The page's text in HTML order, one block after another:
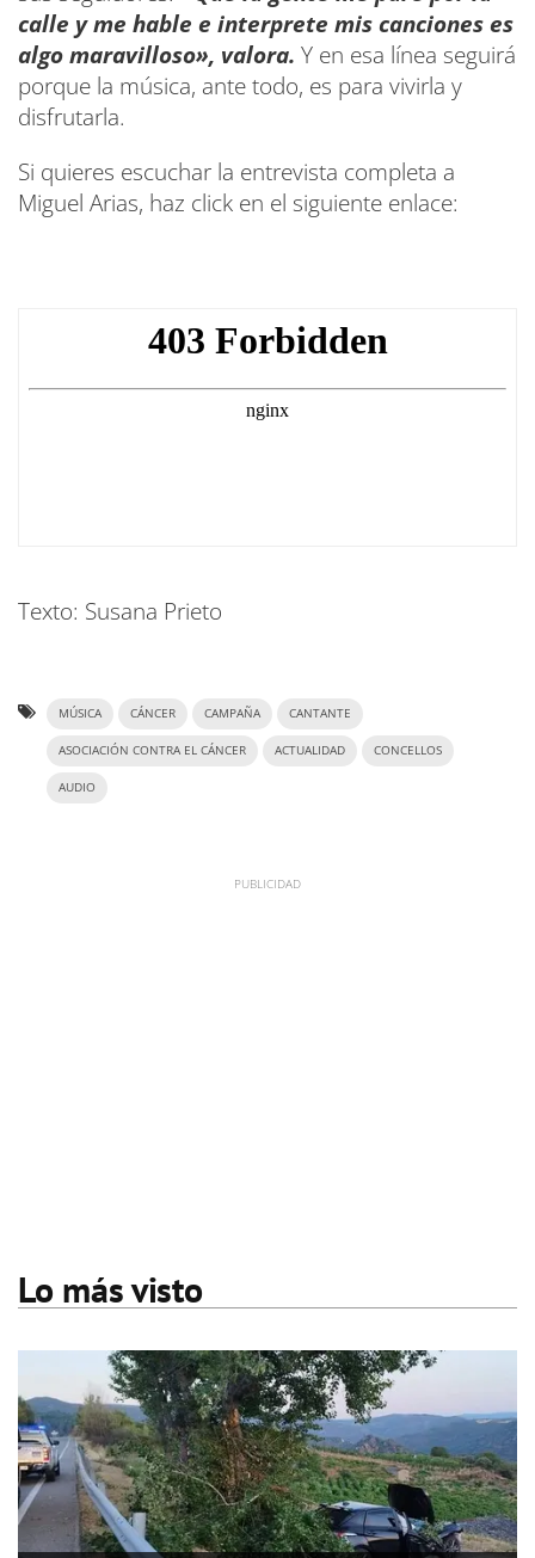
calle y me hable e interprete mis canciones es
algo maravilloso», valora. Y en esa línea seguirá
porque la música, ante todo, es para vivirla y
disfrutarla.
Si quieres escuchar la entrevista completa a
Miguel Arias, haz click en el siguiente enlace:
Texto: Susana Prieto
MÚSICA CÁNCER CAMPAÑA CANTANTE
ASOCIACIÓN CONTRA EL CÁNCER ACTUALIDAD CONCELLOS
AUDIO
Lo más visto